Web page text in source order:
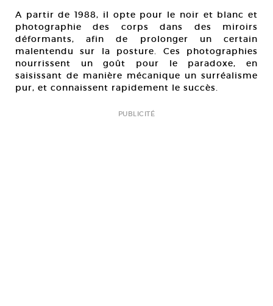
A partir de 1988, il opte pour le noir et blanc et
photographie des corps dans des miroirs
déformants, afin de prolonger un certain
malentendu sur la posture. Ces photographies
nourrissent un goût pour le paradoxe, en
saisissant de manière mécanique un surréalisme
pur, et connaissent rapidement le succès.
PUBLICITÉ